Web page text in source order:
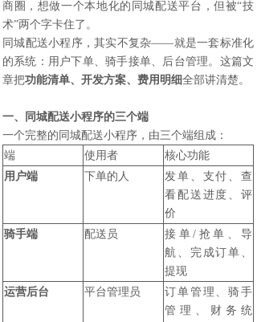
商圈，想做一个本地化的同城配送平台，但被“技
术”两个字卡住了。
同城配送小程序，其实不复杂——就是一套标准化
的系统：用户下单、骑手接单、后台管理。这篇文
章把功能清单、开发方案、费用明细全部讲清楚。
一、同城配送小程序的三个端
一个完整的同城配送小程序，由三个端组成：
端
使用者
核心功能
用户端
下单的人
发单、支付、查
看配送进度、评
价
骑手端
配送员
接单/抢单、导
航、完成订单、
提现
运营后台
平台管理员
订单管理、骑手
管理、财务统